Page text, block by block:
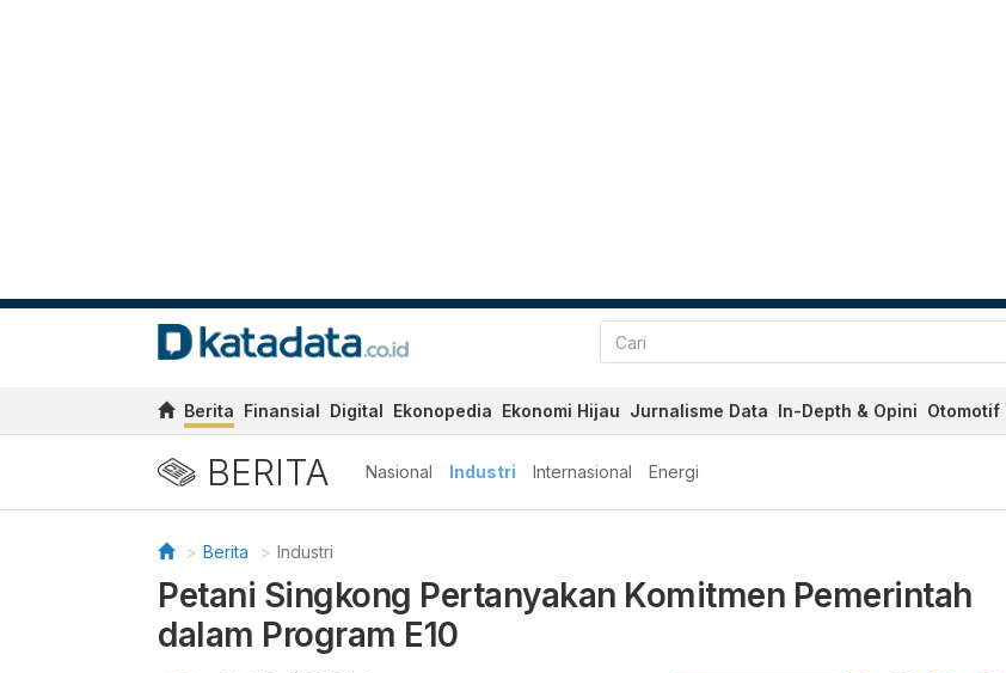
Berita Finansial Digital Ekonopedia Ekonomi Hijau Jurnalisme Data In-Depth & Opini Otomotif
BERITA Nasional Industri Internasional Energi
Berita Industri
Petani Singkong Pertanyakan Komitmen Pemerintah
dalam Program E10